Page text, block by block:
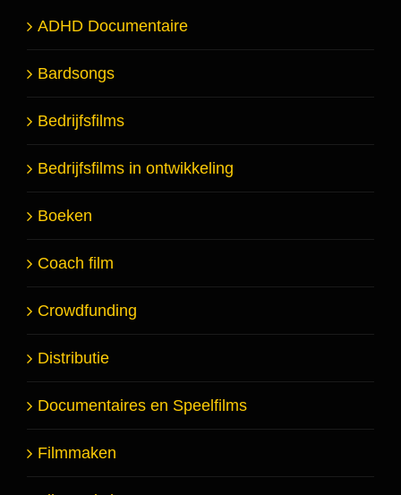
ADHD Documentaire
Bardsongs
Bedrijfsfilms
Bedrijfsfilms in ontwikkeling
Boeken
Coach film
Crowdfunding
Distributie
Documentaires en Speelfilms
Filmmaken